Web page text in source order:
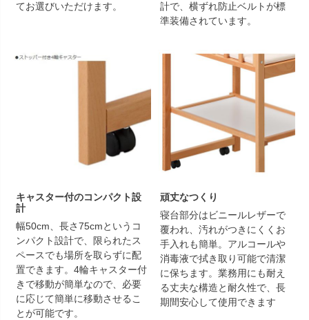
てお選びいただけます。
計で、横ずれ防止ベルトが標
準装備されています。
キャスター付のコンパクト設
計
幅50cm、長さ75cmというコ
ンパクト設計で、限られたス
ペースでも場所を取らずに配
置できます。4輪キャスター付
きで移動が簡単なので、必要
に応じて簡単に移動させるこ
とが可能です。
頑丈なつくり
寝台部分はビニールレザーで
覆われ、汚れがつきにくくお
手入れも簡単。アルコールや
消毒液で拭き取り可能で清潔
に保ちます。業務用にも耐え
る丈夫な構造と耐久性で、長
期間安心して使用できます